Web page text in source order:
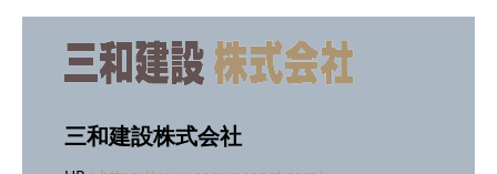
三和建設株式会社